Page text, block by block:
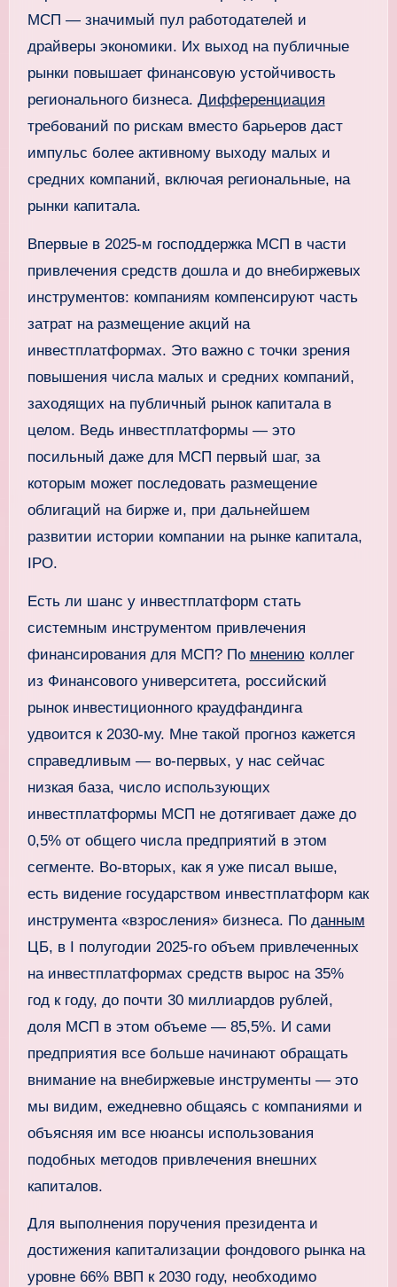
МСП — значимый пул работодателей и
драйверы экономики. Их выход на публичные
рынки повышает финансовую устойчивость
регионального бизнеса. Дифференциация
требований по рискам вместо барьеров даст
импульс более активному выходу малых и
средних компаний, включая региональные, на
рынки капитала.
Впервые в 2025-м господдержка МСП в части
привлечения средств дошла и до внебиржевых
инструментов: компаниям компенсируют часть
затрат на размещение акций на
инвестплатформах. Это важно с точки зрения
повышения числа малых и средних компаний,
заходящих на публичный рынок капитала в
целом. Ведь инвестплатформы — это
посильный даже для МСП первый шаг, за
которым может последовать размещение
облигаций на бирже и, при дальнейшем
развитии истории компании на рынке капитала,
IPO.
Есть ли шанс у инвестплатформ стать
системным инструментом привлечения
финансирования для МСП? По мнению коллег
из Финансового университета, российский
рынок инвестиционного краудфандинга
удвоится к 2030-му. Мне такой прогноз кажется
справедливым — во-первых, у нас сейчас
низкая база, число использующих
инвестплатформы МСП не дотягивает даже до
0,5% от общего числа предприятий в этом
сегменте. Во-вторых, как я уже писал выше,
есть видение государством инвестплатформ как
инструмента «взросления» бизнеса. По данным
ЦБ, в I полугодии 2025-го объем привлеченных
на инвестплатформах средств вырос на 35%
год к году, до почти 30 миллиардов рублей,
доля МСП в этом объеме — 85,5%. И сами
предприятия все больше начинают обращать
внимание на внебиржевые инструменты — это
мы видим, ежедневно общаясь с компаниями и
объясняя им все нюансы использования
подобных методов привлечения внешних
капиталов.
Для выполнения поручения президента и
достижения капитализации фондового рынка на
уровне 66% ВВП к 2030 году, необходимо